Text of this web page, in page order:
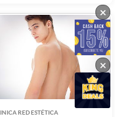
RED ESTÉTICA
×
×